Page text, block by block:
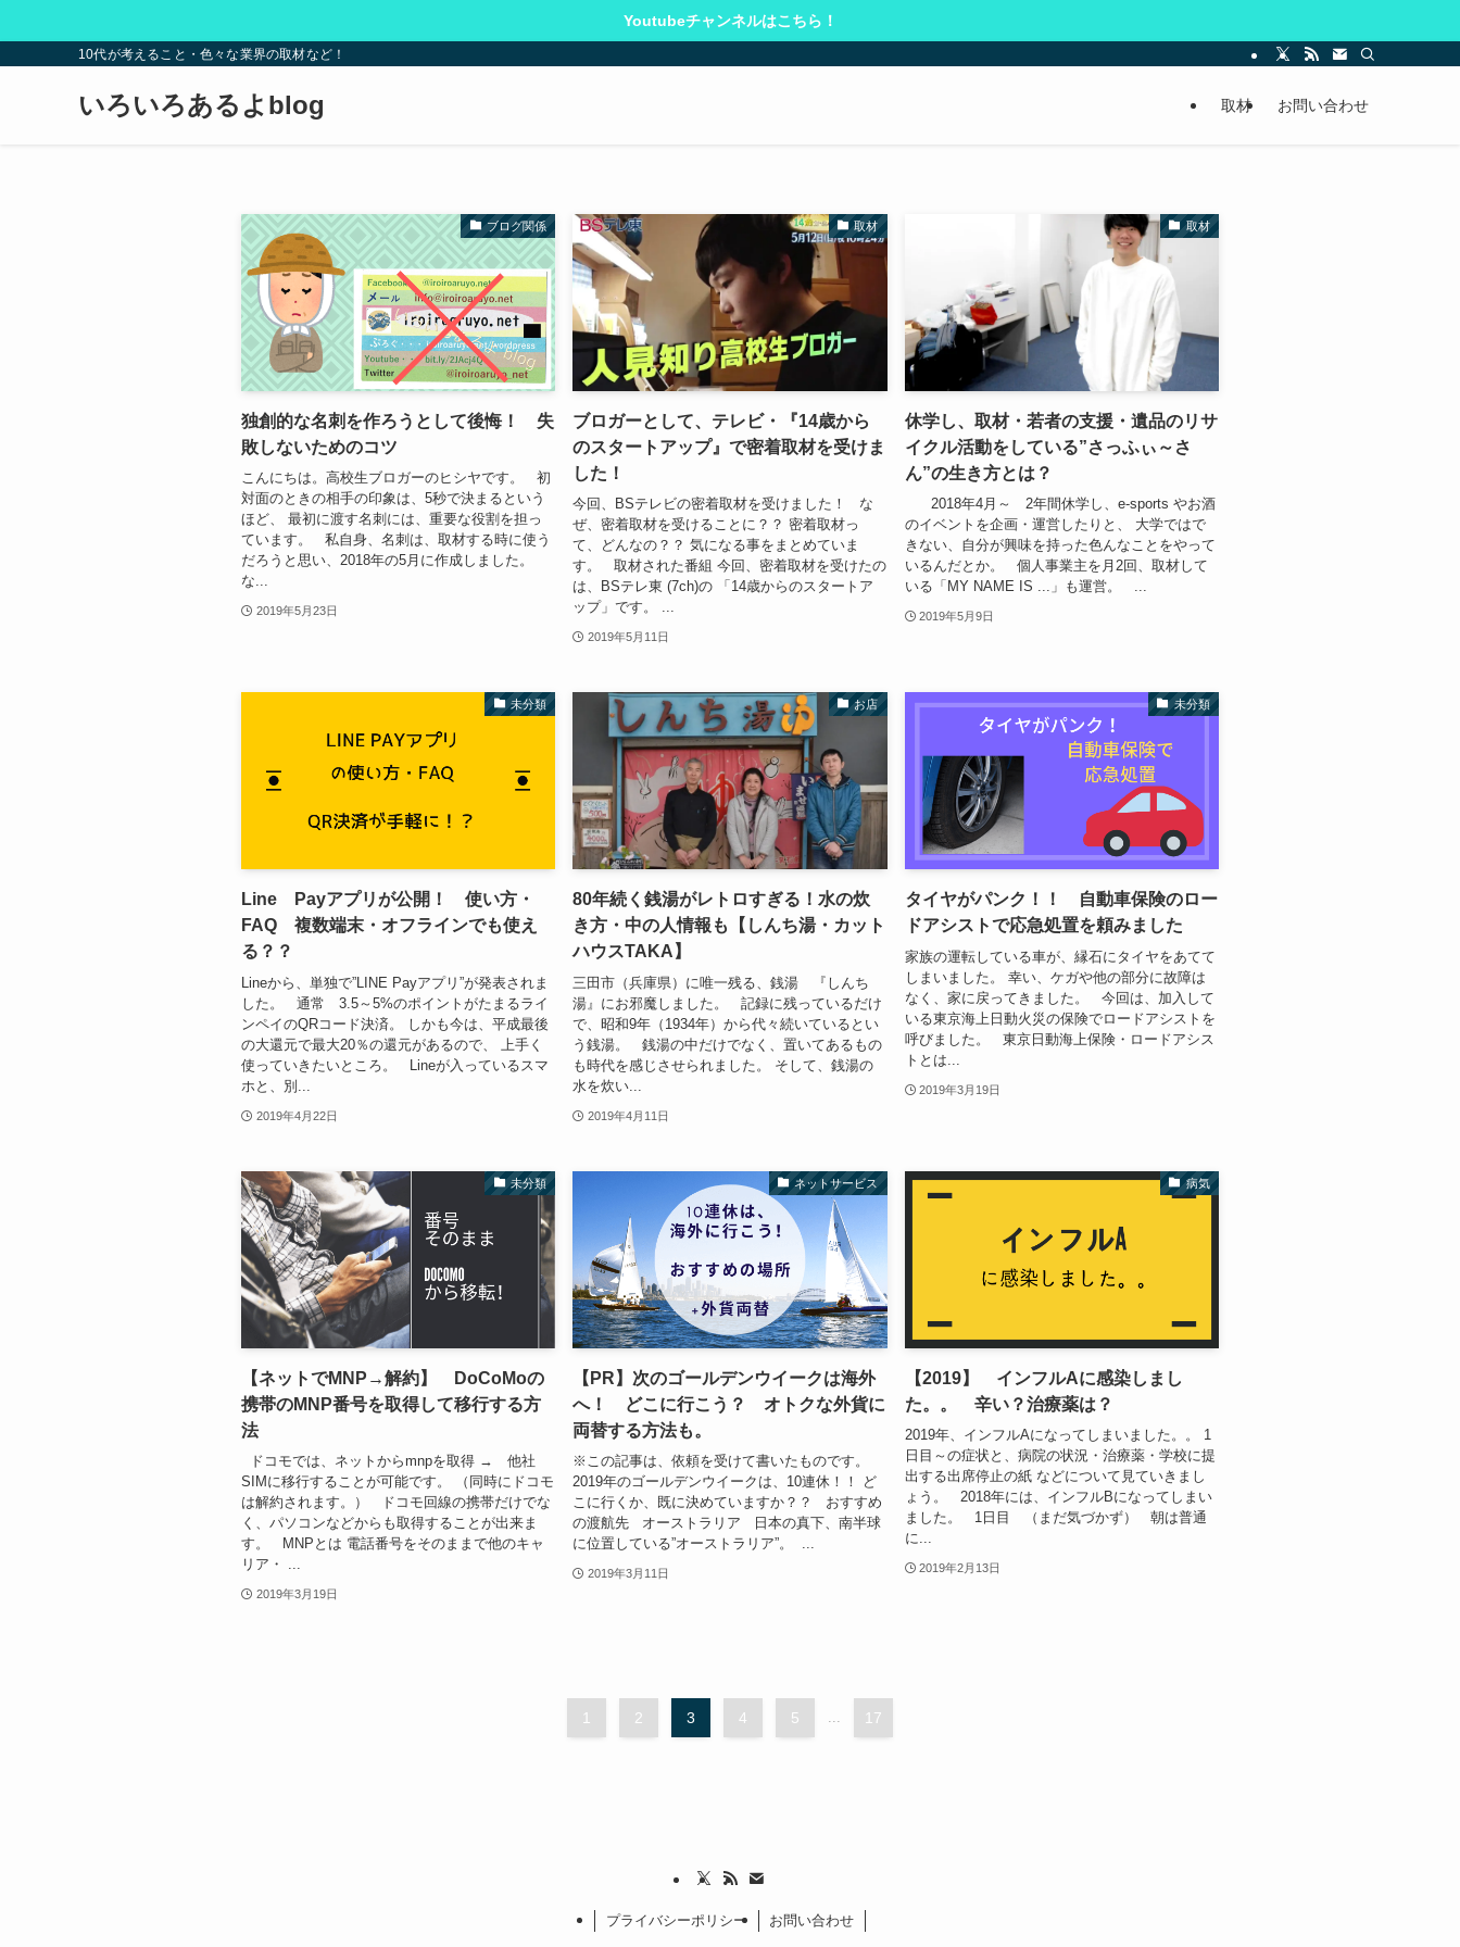
Youtubeチャンネルはこちら！
10代が考えること・色々な業界の取材など！
いろいろあるよblog 取材 お問い合わせ
ブログ関係
独創的な名刺を作ろうとして後悔！ 失
敗しないためのコツ
こんにちは。高校生ブロガーのヒシヤです。 初
対面のときの相手の印象は、5秒で決まるという
ほど、 最初に渡す名刺には、重要な役割を担っ
ています。 私自身、名刺は、取材する時に使う
だろうと思い、2018年の5月に作成しました。
な...
2019年5月23日
取材
ブロガーとして、テレビ・『14歳から
のスタートアップ』で密着取材を受けま
した！
今回、BSテレビの密着取材を受けました！ な
ぜ、密着取材を受けることに？？ 密着取材っ
て、どんなの？？ 気になる事をまとめていま
す。 取材された番組 今回、密着取材を受けたの
は、BSテレ東 (7ch)の 「14歳からのスタートア
ップ」です。 ...
2019年5月11日
取材
休学し、取材・若者の支援・遺品のリサ
イクル活動をしている”さっふぃ～さ
ん”の生き方とは？
2018年4月～ 2年間休学し、e-sports やお酒
のイベントを企画・運営したりと、 大学ではで
きない、自分が興味を持った色んなことをやって
いるんだとか。 個人事業主を月2回、取材して
いる「MY NAME IS ...」も運営。 ...
2019年5月9日
未分類
Line Payアプリが公開！ 使い方・
FAQ 複数端末・オフラインでも使え
る？？
Lineから、単独で”LINE Payアプリ”が発表されま
した。 通常 3.5～5%のポイントがたまるライ
ンペイのQRコード決済。 しかも今は、平成最後
の大還元で最大20％の還元があるので、 上手く
使っていきたいところ。 Lineが入っているスマ
ホと、別...
2019年4月22日
お店
80年続く銭湯がレトロすぎる！水の炊
き方・中の人情報も【しんち湯・カット
ハウスTAKA】
三田市（兵庫県）に唯一残る、銭湯 『しんち
湯』にお邪魔しました。 記録に残っているだけ
で、昭和9年（1934年）から代々続いているとい
う銭湯。 銭湯の中だけでなく、置いてあるもの
も時代を感じさせられました。 そして、銭湯の
水を炊い...
2019年4月11日
未分類
タイヤがパンク！！ 自動車保険のロー
ドアシストで応急処置を頼みました
家族の運転している車が、縁石にタイヤをあてて
しまいました。 幸い、ケガや他の部分に故障は
なく、家に戻ってきました。 今回は、加入して
いる東京海上日動火災の保険でロードアシストを
呼びました。 東京日動海上保険・ロードアシス
トとは...
2019年3月19日
未分類
【ネットでMNP→解約】 DoCoMoの
携帯のMNP番号を取得して移行する方
法
ドコモでは、ネットからmnpを取得 → 他社
SIMに移行することが可能です。 （同時にドコモ
は解約されます。） ドコモ回線の携帯だけでな
く、パソコンなどからも取得することが出来ま
す。 MNPとは 電話番号をそのままで他のキャ
リア・ ...
2019年3月19日
ネットサービス
【PR】次のゴールデンウイークは海外
へ！ どこに行こう？ オトクな外貨に
両替する方法も。
※この記事は、依頼を受けて書いたものです。
2019年のゴールデンウイークは、10連休！！ ど
こに行くか、既に決めていますか？？ おすすめ
の渡航先 オーストラリア 日本の真下、南半球
に位置している”オーストラリア”。 ...
2019年3月11日
病気
【2019】 インフルAに感染しまし
た。。 辛い？治療薬は？
2019年、インフルAになってしまいました。。 1
日目～の症状と、病院の状況・治療薬・学校に提
出する出席停止の紙 などについて見ていきまし
ょう。 2018年には、インフルBになってしまい
ました。 1日目 （まだ気づかず） 朝は普通
に...
2019年2月13日
1 2 3 4 5 ... 17
プライバシーポリシー お問い合わせ